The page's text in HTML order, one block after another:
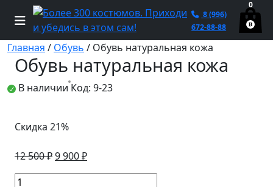
8 (996)
672-88-88
0
Главная / Обувь / Обувь натуральная кожа
Обувь натуральная кожа
В наличии Код: 9-23
Скидка 21%
12 500₽Первоначальная
цена
9 900₽Текущая
цена:
Количество